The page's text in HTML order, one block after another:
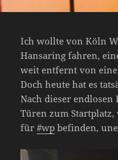
Ich wollte von Köln
Hansaring fahren,
weit entfernt von
Doch heute hat es
Nach dieser
Türen zum
für#wp befinden,